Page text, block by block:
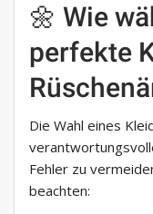
🌼 Wie
perfekte
Die Wahl eines
Fehler zu
beachten: